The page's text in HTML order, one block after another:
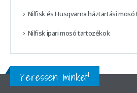
Nilfisk és Husqvarna háztartási
Nilfisk ipari mosó tartozékok
Keressen minket!